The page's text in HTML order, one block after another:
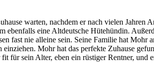
warten, nachdem er nach vielen
eine Altdeutsche Hütehündin.
fast nie alleine sein. Seine Familie hat
Mohr hat das perfekte Zuhause
für sein Alter, eben ein rüstiger Rentner,